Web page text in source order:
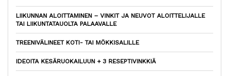
LIIKUNNAN ALOITTAMINEN – VINKIT JA NEUVOT ALOITTELIJALLE
TAI LIIKUNTATAUOLTA PALAAVALLE
TREENIVÄLINEET KOTI- TAI MÖKKISALILLE
IDEOITA KESÄRUOKAILUUN + 3 RESEPTIVINKKIÄ